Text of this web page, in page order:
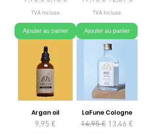
TVA Incluse
Ajouter au panier
TVA Incluse
Ajouter au panier
Argan oil
Prix
9,95 €
LaFune Cologne
Prix original
14,95 € Prix
13,46 €